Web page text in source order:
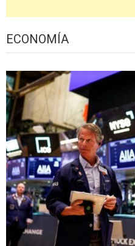
ECONOMÍA